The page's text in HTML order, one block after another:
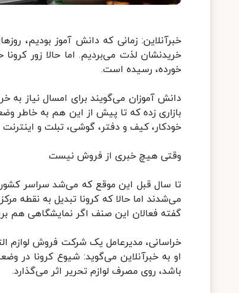
خبرآنلاین: زمانی که دانش آموز بودیم،
خریدنشان لذت می‌بردیم. اما حالا زور
خورده، رسیده است.
دانش آموزان می‌گویند برای امسال نیاز به
بازاری زده که تا پیش از این هم به خاطر
خودکار، کیف و دفتر، گوشی، تبلت و اینترنت
وقتی هیچ خبری از فروش نیست
تا سال قبل این موقع که می‌شد سراسر کشور
می‌شدند اما حالا که کرونا تبدیل به نقطه
گفته فعالان این صنف اگر نمایشگاهی هم
خراسانی، مدیرعامل یک شرکت فروش لوازم
او به خبرآنلاین می‌گوید: شیوع کرونا در
باشد، روی مصرف لوازم تحریر اثر می‌گذارد.